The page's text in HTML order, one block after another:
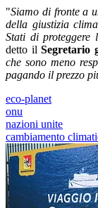
"Siamo di fronte a
della giustizia
Stati di proteggere
detto il Segretario
che sono meno
pagando il prezzo
eco-planet
onu
nazioni unite
cambiamento